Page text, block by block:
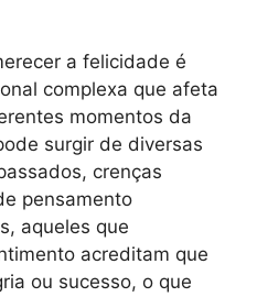
a felicidade é
complexa que afeta
momentos da
surgir de diversas
crenças
pensamento
aqueles que
acreditam que
ou sucesso, o que